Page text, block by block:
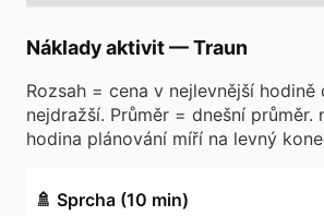
Náklady aktivit—Traun
Rozsah = cena v nejlevnější hodině
nejdražší. Průměr = dnešní průměr.
hodina plánování míří na levný
🚿 Sprcha (10 min)